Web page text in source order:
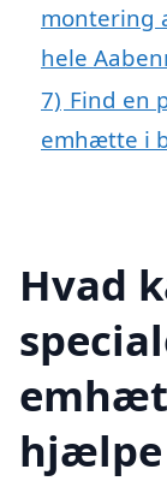
montering
hele
7) Find en
emhætte i
Hvad
hjælpe